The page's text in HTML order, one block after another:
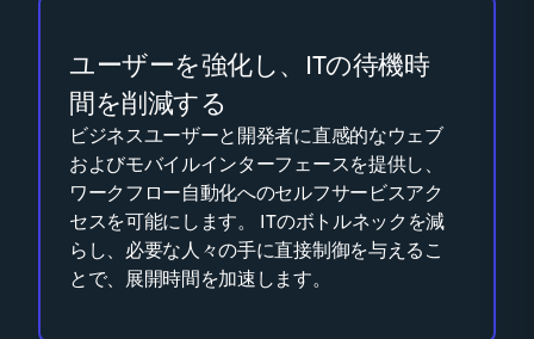
ユーザーを強化し、ITの待機時
間を削減する
ビジネスユーザーと開発者に直感的なウェブ
およびモバイルインターフェースを提供し、
ワークフロー自動化へのセルフサービスアク
セスを可能にします。 ITのボトルネックを減
らし、必要な人々の手に直接制御を与えるこ
とで、展開時間を加速します。